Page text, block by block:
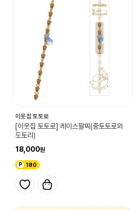
이웃집 토토로
[이웃집 토토로] 레이스팔찌(중토토로와
도토리)
18,000
180